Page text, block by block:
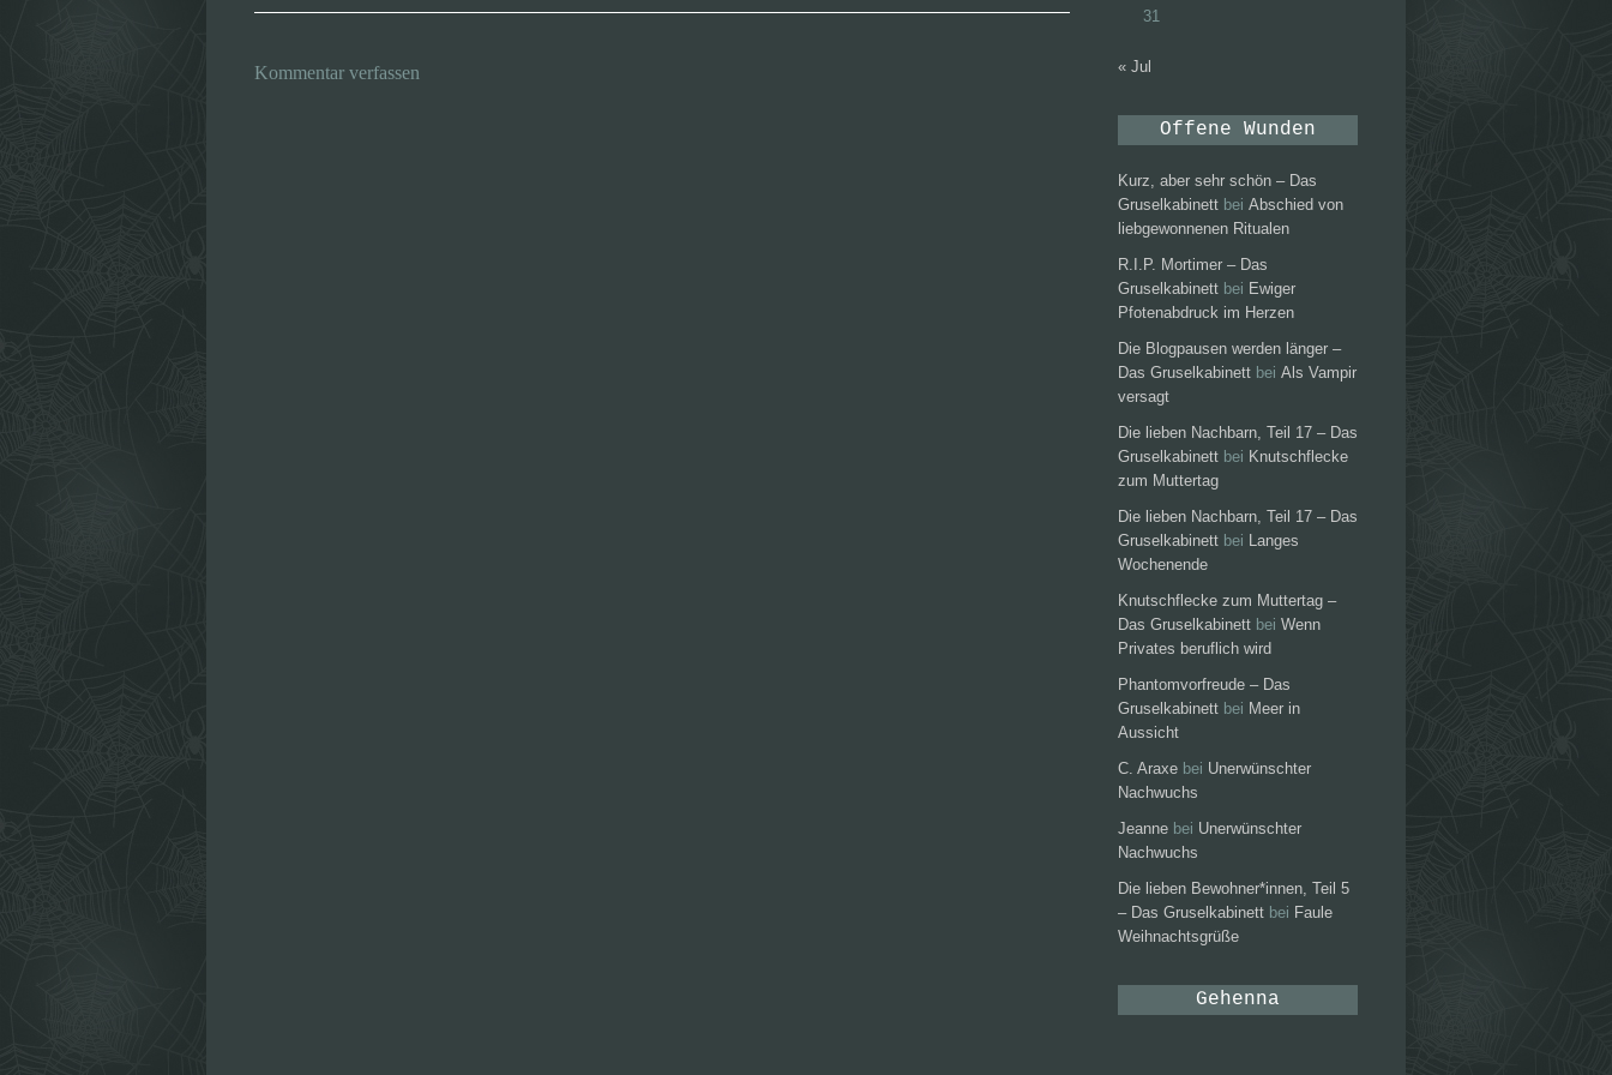
Kommentar verfassen
31
« Jul
Offene Wunden
Kurz, aber sehr schön – Das
Gruselkabinett bei Abschied von
liebgewonnenen Ritualen
R.I.P. Mortimer – Das
Gruselkabinett bei Ewiger
Pfotenabdruck im Herzen
Die Blogpausen werden länger –
Das Gruselkabinett bei Als Vampir
versagt
Die lieben Nachbarn, Teil 17 – Das
Gruselkabinett bei Knutschflecke
zum Muttertag
Die lieben Nachbarn, Teil 17 – Das
Gruselkabinett bei Langes
Wochenende
Knutschflecke zum Muttertag –
Das Gruselkabinett bei Wenn
Privates beruflich wird
Phantomvorfreude – Das
Gruselkabinett bei Meer in
Aussicht
C. Araxe bei Unerwünschter
Nachwuchs
Jeanne bei Unerwünschter
Nachwuchs
Die lieben Bewohner*innen, Teil 5
– Das Gruselkabinett bei Faule
Weihnachtsgrüße
Gehenna